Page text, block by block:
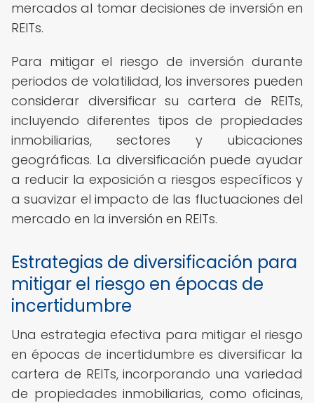
mercados al tomar decisiones de inversión en
REITs.
Para mitigar el riesgo de inversión durante
periodos de volatilidad, los inversores pueden
considerar diversificar su cartera de REITs,
incluyendo diferentes tipos de propiedades
inmobiliarias, sectores y ubicaciones
geográficas. La diversificación puede ayudar
a reducir la exposición a riesgos específicos y
a suavizar el impacto de las fluctuaciones del
mercado en la inversión en REITs.
Estrategias de diversificación para
mitigar el riesgo en épocas de
incertidumbre
Una estrategia efectiva para mitigar el riesgo
en épocas de incertidumbre es diversificar la
cartera de REITs, incorporando una variedad
de propiedades inmobiliarias, como oficinas,